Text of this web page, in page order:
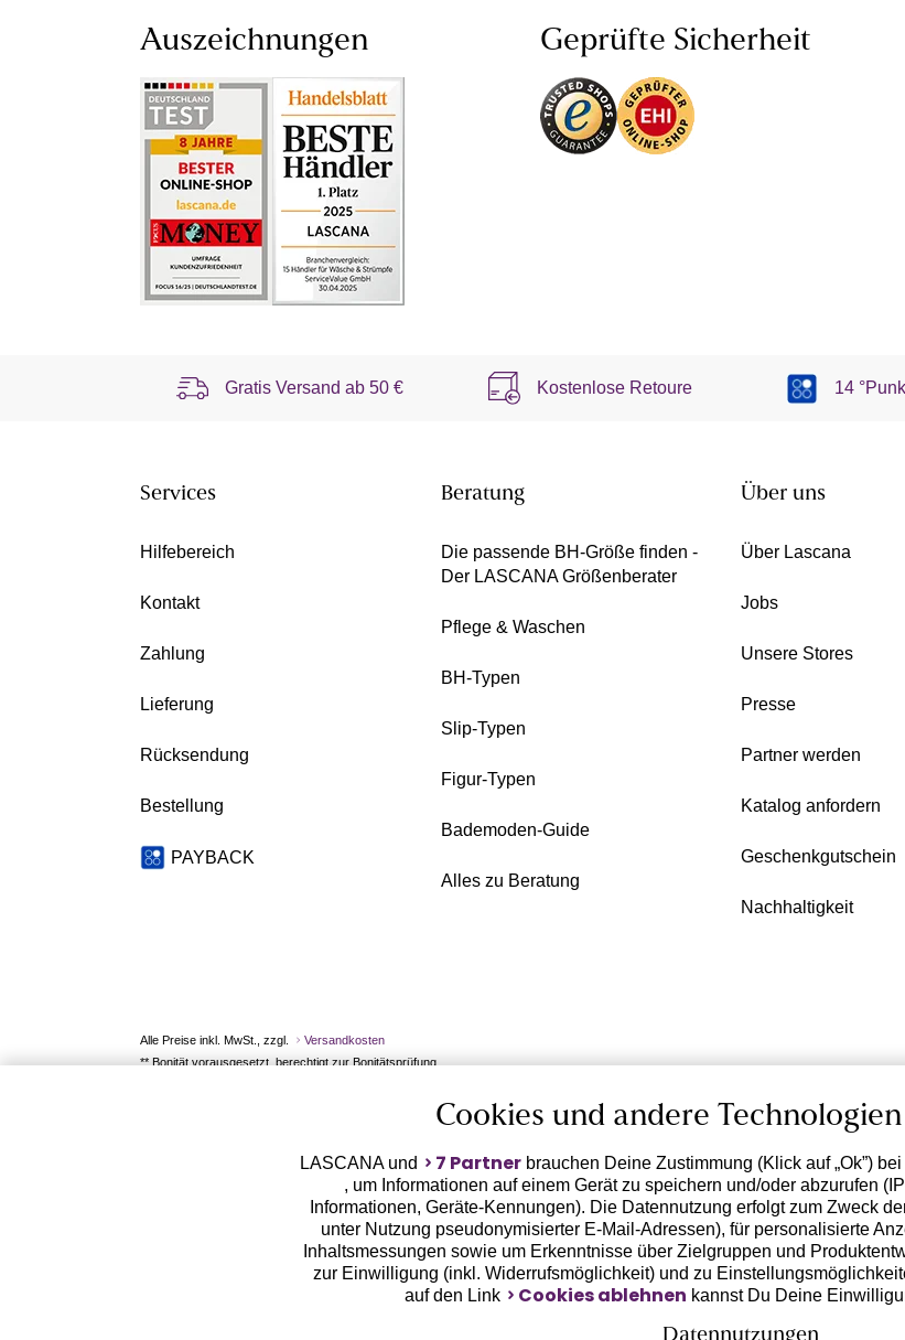
Auszeichnungen Geprüfte Sicherheit
Gratis Versand ab50 € Kostenlose Retoure 14
Services
Hilfebereich
Kontakt
Zahlung
Lieferung
Rücksendung
Bestellung
PAYBACK
Beratung
Die passende BH-Größe finden -
Der LASCANA Größenberater
Pflege & Waschen
BH-Typen
Slip-Typen
Figur-Typen
Bademoden-Guide
Alles zu Beratung
Über uns
Über Lascana
Jobs
Unsere Stores
Presse
Partner werden
Katalog anfordern
Geschenkgutschein
Nachhaltigkeit
Alle Preise inkl. MwSt., zzgl.
Versandkosten
** Bonität vorausgesetzt, berechtigt zur Bonitätsprüfung
Cookies und andere
LASCANA und 7 Partner brauchen Deine Zustimmung (Klick auf „Ok”)
, um Informationen auf einem Gerät zu speichern und/oder abzurufen
Informationen, Geräte-Kennungen). Die Datennutzung erfolgt zum Zweck
unter Nutzung pseudonymisierter E-Mail-Adressen), für personalisierte
Inhaltsmessungen sowie um Erkenntnisse über Zielgruppen und
zur Einwilligung (inkl. Widerrufsmöglichkeit) und zu
auf den Link
Cookies ablehnen kannst Du Deine